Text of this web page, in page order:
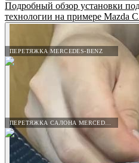
ПЕРЕТЯЖКА MERCEDES-BENZ
Подробный обзор установки
технологии на примере Mazda